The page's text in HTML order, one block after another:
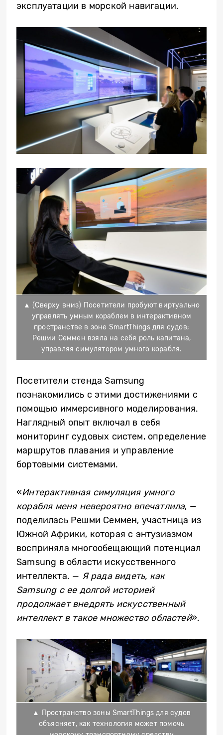
эксплуатации в морской навигации.
▲ (Сверху вниз) Посетители пробуют виртуально
управлять умным кораблем в интерактивном
пространстве в зоне SmartThings для судов;
Решми Семмен взяла на себя роль капитана,
управляя симулятором умного корабля.
Посетители стенда Samsung
познакомились с этими достижениями с
помощью иммерсивного моделирования.
Наглядный опыт включал в себя
мониторинг судовых систем, определение
маршрутов плавания и управление
бортовыми системами.
«Интерактивная симуляция умного
корабля меня невероятно впечатлила, —
поделилась Решми Семмен, участница из
Южной Африки, которая с энтузиазмом
восприняла многообещающий потенциал
Samsung в области искусственного
интеллекта. — Я рада видеть, как
Samsung с ее долгой историей
продолжает внедрять искусственный
интеллект в такое множество областей».
▲ Пространство зоны SmartThings для судов
объясняет, как технология может помочь